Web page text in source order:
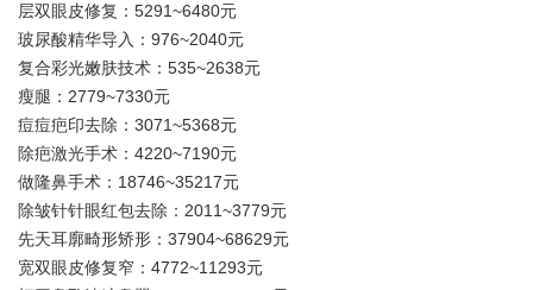
层双眼皮修复：5291~6480元
玻尿酸精华导入：976~2040元
复合彩光嫩肤技术：535~2638元
瘦腿：2779~7330元
痘痘疤印去除：3071~5368元
除疤激光手术：4220~7190元
做隆鼻手术：18746~35217元
除皱针针眼红包去除：2011~3779元
先天耳廓畸形矫形：37904~68629元
宽双眼皮修复窄：4772~11293元